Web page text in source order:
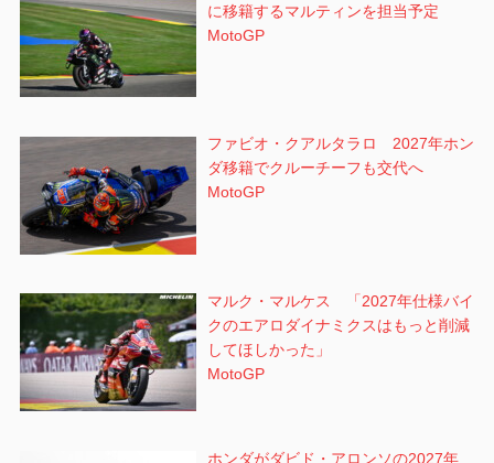
に移籍するマルティンを担当予定
MotoGP
ファビオ・クアルタラロ 2027年ホン
ダ移籍でクルーチーフも交代へ
MotoGP
マルク・マルケス 「2027年仕様バイ
クのエアロダイナミクスはもっと削減
してほしかった」
MotoGP
ホンダがダビド・アロンソの2027年